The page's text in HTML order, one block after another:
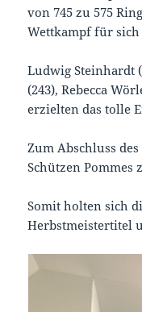
von 745 zu 575
Wettkampf für
Ludwig Steinhardt
(243), Rebecca
erzielten das tolle
Zum Abschluss
Schützen Pommes
Somit holten sich
Herbstmeistertitel